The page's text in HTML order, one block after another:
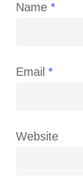
Name *
Email *
Website